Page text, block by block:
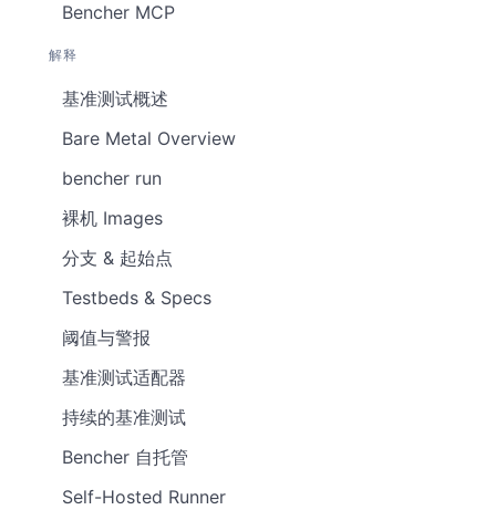
Bencher MCP
解释
基准测试概述
Bare Metal Overview
bencher run
裸机 Images
分支 & 起始点
Testbeds & Specs
阈值与警报
基准测试适配器
持续的基准测试
Bencher 自托管
Self-Hosted Runner